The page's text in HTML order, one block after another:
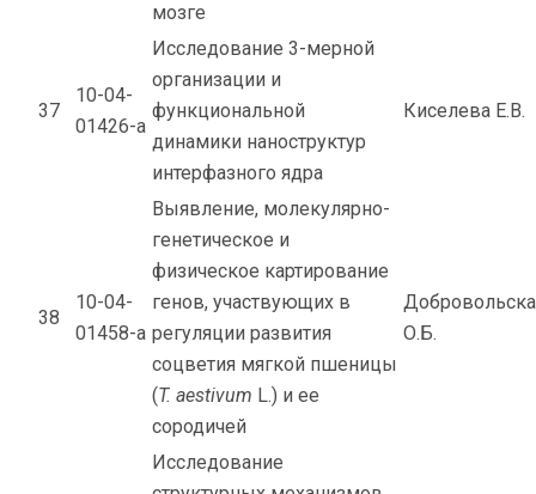
мозге
37
10-04-
01426-а
Исследование 3-мерной
организации и
функциональной
динамики наноструктур
интерфазного ядра
Киселева Е.В.
38
10-04-
01458-а
Выявление, молекулярно-
генетическое и
физическое картирование
генов, участвующих в
регуляции развития
соцветия мягкой пшеницы
(T. aestivum L.) и ее
сородичей
О.Б.
Исследование